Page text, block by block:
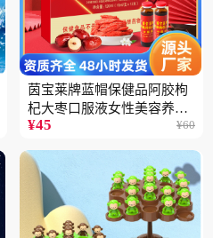
茵宝莱牌蓝帽保健品阿胶枸
杞大枣口服液女性美容养颜
营养品12支装
¥45 ¥60